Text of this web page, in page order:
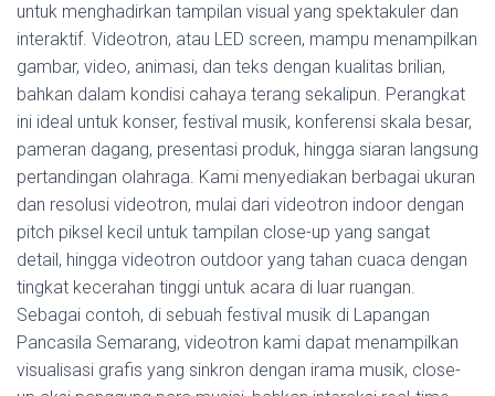
untuk menghadirkan tampilan visual yang spektakuler dan
interaktif. Videotron, atau LED screen, mampu menampilkan
gambar, video, animasi, dan teks dengan kualitas brilian,
bahkan dalam kondisi cahaya terang sekalipun. Perangkat
ini ideal untuk konser, festival musik, konferensi skala besar,
pameran dagang, presentasi produk, hingga siaran langsung
pertandingan olahraga. Kami menyediakan berbagai ukuran
dan resolusi videotron, mulai dari videotron indoor dengan
pitch piksel kecil untuk tampilan close-up yang sangat
detail, hingga videotron outdoor yang tahan cuaca dengan
tingkat kecerahan tinggi untuk acara di luar ruangan.
Sebagai contoh, di sebuah festival musik di Lapangan
Pancasila Semarang, videotron kami dapat menampilkan
visualisasi grafis yang sinkron dengan irama musik, close-